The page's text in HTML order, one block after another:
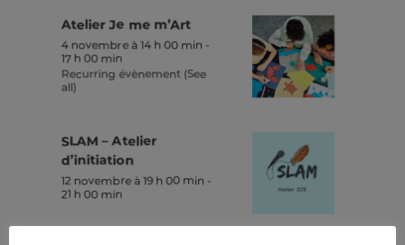
Atelier Je me m’Art
4 novembre à 14 h 00 min -
17 h 00 min
Recurring évènement (See
all)
SLAM – Atelier
d’initiation
12 novembre à 19 h 00 min -
21 h 00 min